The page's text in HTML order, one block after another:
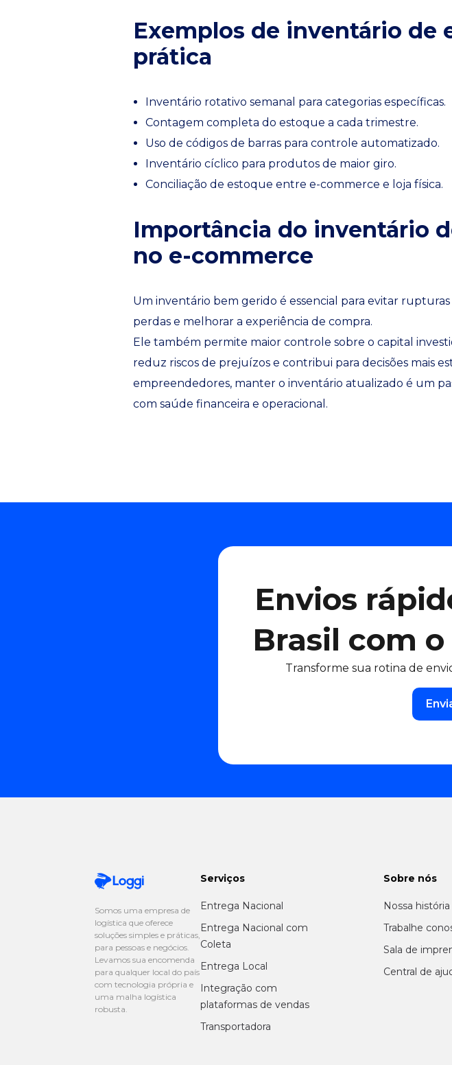
Exemplos de inventário de
prática
Inventário rotativo semanal para categorias específicas.
Contagem completa do estoque a cada trimestre.
Uso de códigos de barras para controle automatizado.
Inventário cíclico para produtos de maior giro.
Conciliação de estoque entre e-commerce e loja física.
Importância do inventário
no e-commerce
Um inventário bem gerido é essencial para evitar
perdas e melhorar a experiência de compra.
Ele também permite maior controle sobre o capital
reduz riscos de prejuízos e contribui para decisões mais
empreendedores, manter o inventário atualizado é um
com saúde financeira e operacional.
Envios
Brasil com
Transforme sua rotina de
Somos uma empresa de
logística que oferece
soluções simples e práticas,
para pessoas e negócios.
Levamos sua encomenda
para qualquer local do país
com tecnologia própria e
uma malha logística
robusta.
Serviços
Entrega Nacional
Entrega Nacional com
Coleta
Entrega Local
Integração com
plataformas de vendas
Transportadora
Sobre nós
Nossa história
Trabalhe
Sala de
Central de